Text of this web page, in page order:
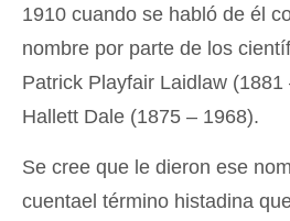
1910 cuando se habló de él
nombre por parte de los
Patrick Playfair Laidlaw
Hallett Dale (1875 – 1968).
Se cree que le dieron ese
cuentael término histadina